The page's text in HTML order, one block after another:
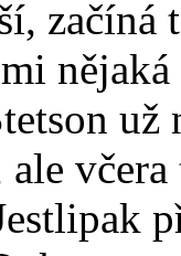
začíná
už